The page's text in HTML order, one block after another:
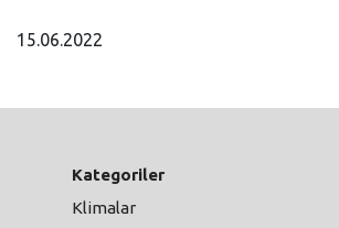
15.06.2022
Kategoriler
Klimalar